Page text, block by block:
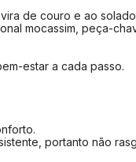
Faça
Repita
Tire a
de couro e ao
mocassim, peça-
estar a cada passo.
portanto não